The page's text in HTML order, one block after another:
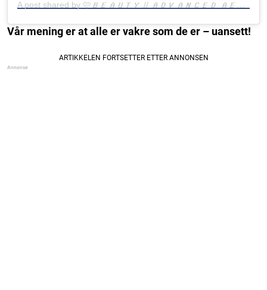
Vår mening er at alle er vakre som de er – uansett!